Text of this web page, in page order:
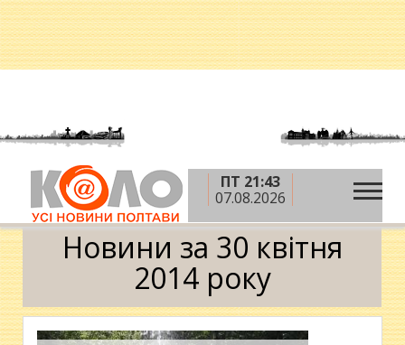
ПТ 21:43
07.08.2026
Головна » 2014 рік » квітень »30 квітня
Календар
Новини за 30 квітня
2014 року